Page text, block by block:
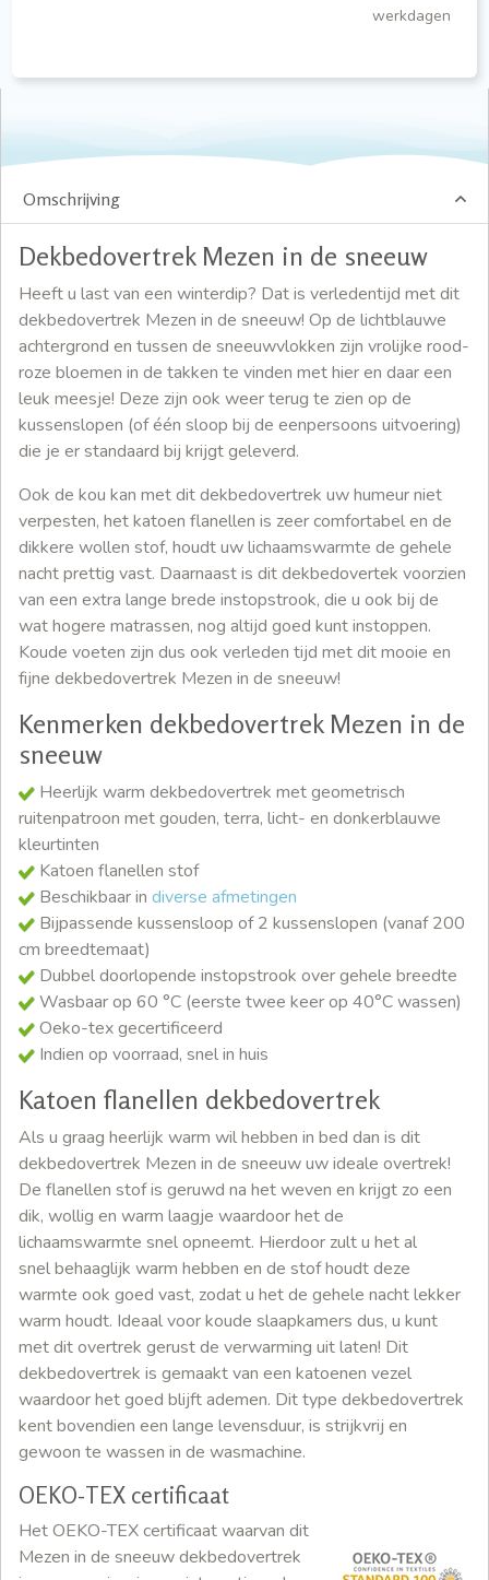
werkdagen
Omschrijving
Dekbedovertrek Mezen in de sneeuw
Heeft u last van een winterdip? Dat is verledentijd met dit
dekbedovertrek Mezen in de sneeuw! Op de lichtblauwe
achtergrond en tussen de sneeuwvlokken zijn vrolijke rood-
roze bloemen in de takken te vinden met hier en daar een
leuk meesje! Deze zijn ook weer terug te zien op de
kussenslopen (of één sloop bij de eenpersoons uitvoering)
die je er standaard bij krijgt geleverd.
Ook de kou kan met dit dekbedovertrek uw humeur niet
verpesten, het katoen flanellen is zeer comfortabel en de
dikkere wollen stof, houdt uw lichaamswarmte de gehele
nacht prettig vast. Daarnaast is dit dekbedovertek voorzien
van een extra lange brede instopstrook, die u ook bij de
wat hogere matrassen, nog altijd goed kunt instoppen.
Koude voeten zijn dus ook verleden tijd met dit mooie en
fijne dekbedovertrek Mezen in de sneeuw!
Kenmerken dekbedovertrek Mezen in de
sneeuw
Heerlijk warm dekbedovertrek met geometrisch
ruitenpatroon met gouden, terra, licht- en donkerblauwe
kleurtinten
Katoen flanellen stof
Beschikbaar in diverse afmetingen
Bijpassende kussensloop of 2 kussenslopen (vanaf 200
cm breedtemaat)
Dubbel doorlopende instopstrook over gehele breedte
Wasbaar op 60 °C (eerste twee keer op 40°C wassen)
Oeko-tex gecertificeerd
Indien op voorraad, snel in huis
Katoen flanellen dekbedovertrek
Als u graag heerlijk warm wil hebben in bed dan is dit
dekbedovertrek Mezen in de sneeuw uw ideale overtrek!
De flanellen stof is geruwd na het weven en krijgt zo een
dik, wollig en warm laagje waardoor het de
lichaamswarmte snel opneemt. Hierdoor zult u het al
snel behaaglijk warm hebben en de stof houdt deze
warmte ook goed vast, zodat u het de gehele nacht lekker
warm houdt. Ideaal voor koude slaapkamers dus, u kunt
met dit overtrek gerust de verwarming uit laten! Dit
dekbedovertrek is gemaakt van een katoenen vezel
waardoor het goed blijft ademen. Dit type dekbedovertrek
kent bovendien een lange levensduur, is strijkvrij en
gewoon te wassen in de wasmachine.
OEKO-TEX certificaat
Het OEKO-TEX certificaat waarvan dit
Mezen in de sneeuw dekbedovertrek